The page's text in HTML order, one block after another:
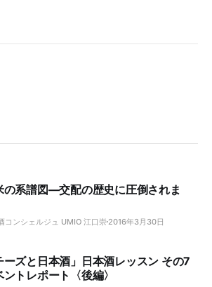
の系譜図―交配の歴史に圧倒されま
コンシェルジュ UMIO 江口崇 2016年3月30日
ーズと日本酒」日本酒レッスン その7
ントレポート〈後編〉